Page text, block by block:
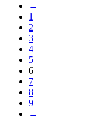
←
1
2
3
4
5
6
7
8
9
→